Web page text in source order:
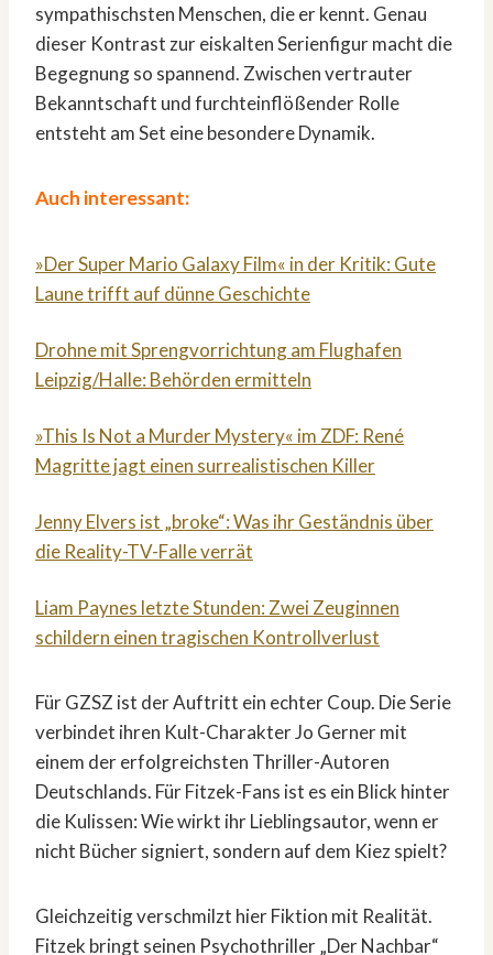
sympathischsten Menschen, die er kennt. Genau
dieser Kontrast zur eiskalten Serienfigur macht die
Begegnung so spannend. Zwischen vertrauter
Bekanntschaft und furchteinflößender Rolle
entsteht am Set eine besondere Dynamik.
Auch interessant:
»Der Super Mario Galaxy Film« in der Kritik: Gute
Laune trifft auf dünne Geschichte
Drohne mit Sprengvorrichtung am Flughafen
Leipzig/Halle: Behörden ermitteln
»This Is Not a Murder Mystery« im ZDF: René
Magritte jagt einen surrealistischen Killer
Jenny Elvers ist „broke“: Was ihr Geständnis über
die Reality-TV-Falle verrät
Liam Paynes letzte Stunden: Zwei Zeuginnen
schildern einen tragischen Kontrollverlust
Für GZSZ ist der Auftritt ein echter Coup. Die Serie
verbindet ihren Kult-Charakter Jo Gerner mit
einem der erfolgreichsten Thriller-Autoren
Deutschlands. Für Fitzek-Fans ist es ein Blick hinter
die Kulissen: Wie wirkt ihr Lieblingsautor, wenn er
nicht Bücher signiert, sondern auf dem Kiez spielt?
Gleichzeitig verschmilzt hier Fiktion mit Realität.
Fitzek bringt seinen Psychothriller „Der Nachbar“